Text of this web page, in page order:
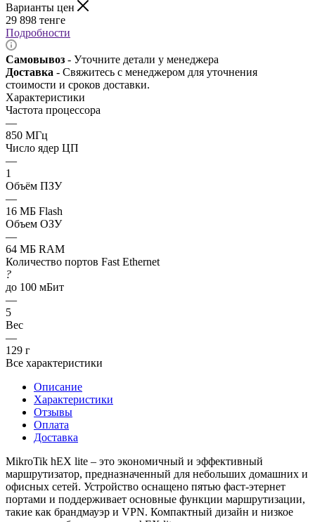
Варианты цен
29 898 тенге
Подробности
Самовывоз - Уточните детали у менеджера
Доставка - Свяжитесь с менеджером для уточнения
стоимости и сроков доставки.
Характеристики
Частота процессора
—
850 МГц
Число ядер ЦП
—
1
Объём ПЗУ
—
16 МБ Flash
Объем ОЗУ
—
64 МБ RAM
Количество портов Fast Ethernet
?
до 100 мБит
—
5
Вес
—
129 г
Все характеристики
Описание
Характеристики
Отзывы
Оплата
Доставка
MikroTik hEX lite – это экономичный и эффективный
маршрутизатор, предназначенный для небольших домашних и
офисных сетей. Устройство оснащено пятью фаст-этернет
портами и поддерживает основные функции маршрутизации,
такие как брандмауэр и VPN. Компактный дизайн и низкое